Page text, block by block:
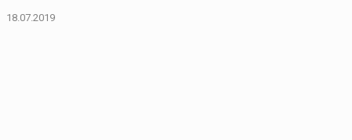
18.07.2019